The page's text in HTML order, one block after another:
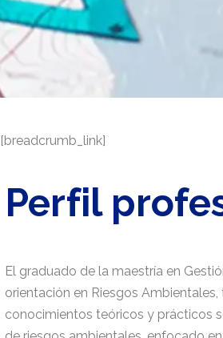
[breadcrumb_link]
Perfil
El graduado de la maestría en
orientación en Riesgos Ambientales,
conocimientos teóricos y prácticos